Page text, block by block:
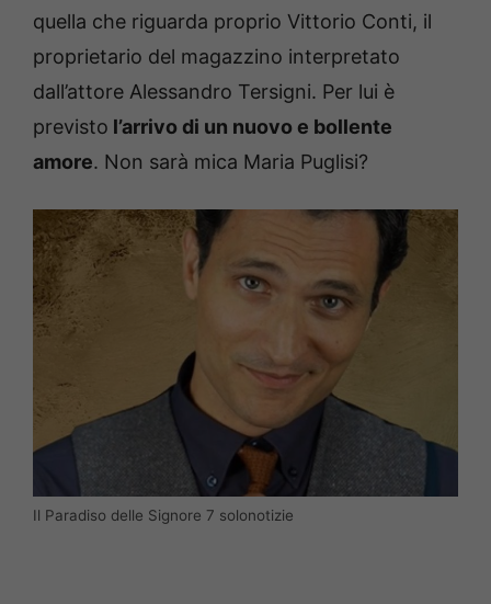
quella che riguarda proprio Vittorio Conti, il
proprietario del magazzino interpretato
dall’attore Alessandro Tersigni. Per lui è
previsto l’arrivo di un nuovo e bollente
amore. Non sarà mica Maria Puglisi?
Il Paradiso delle Signore 7 solonotizie